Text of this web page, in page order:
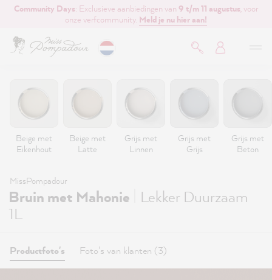
hoofdinhoud
Community Days: Exclusieve aanbiedingen van 9 t/m 11 augustus , voor
onze verfcommunity. Meld je nu hier aan!
Beige met
Eikenhout
Beige met
Latte
Grijs met
Linnen
Grijs met
Grijs
Grijs met
Beton
MissPompadour
Bruin met Mahonie
Lekker Duurzaam
1L
Productfoto's Foto's van klanten (3)